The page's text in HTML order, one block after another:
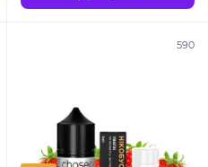
590